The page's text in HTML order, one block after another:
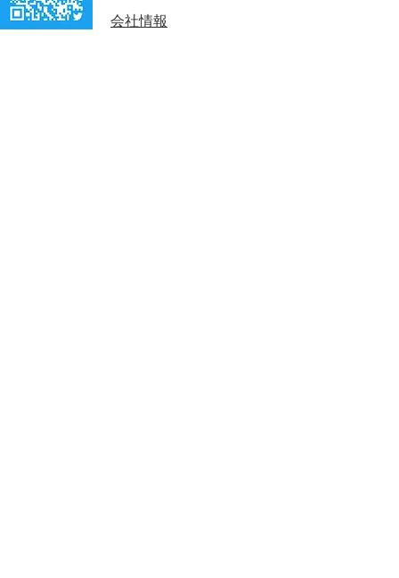
​会社情報